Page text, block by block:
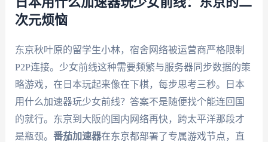
次元烦恼
东京秋叶原的留学生小林，宿舍网络被运营商严格限制
P2P连接。少女前线这种需要频繁与服务器同步数据的策
略游戏，在日本玩起来像在下棋，每步思考三秒。日本
用什么加速器玩少女前线？答案不是随便找个能连回国
的就行。东京到大阪的国内网络再快，跨太平洋那段才
是瓶颈。 番茄加速器在东京都部署了专属游戏节点，直